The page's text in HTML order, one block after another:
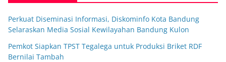
Perkuat Diseminasi Informasi, Diskominfo Kota Bandung
Selaraskan Media Sosial Kewilayahan Bandung Kulon
Pemkot Siapkan TPST Tegalega untuk Produksi Briket RDF
Bernilai Tambah